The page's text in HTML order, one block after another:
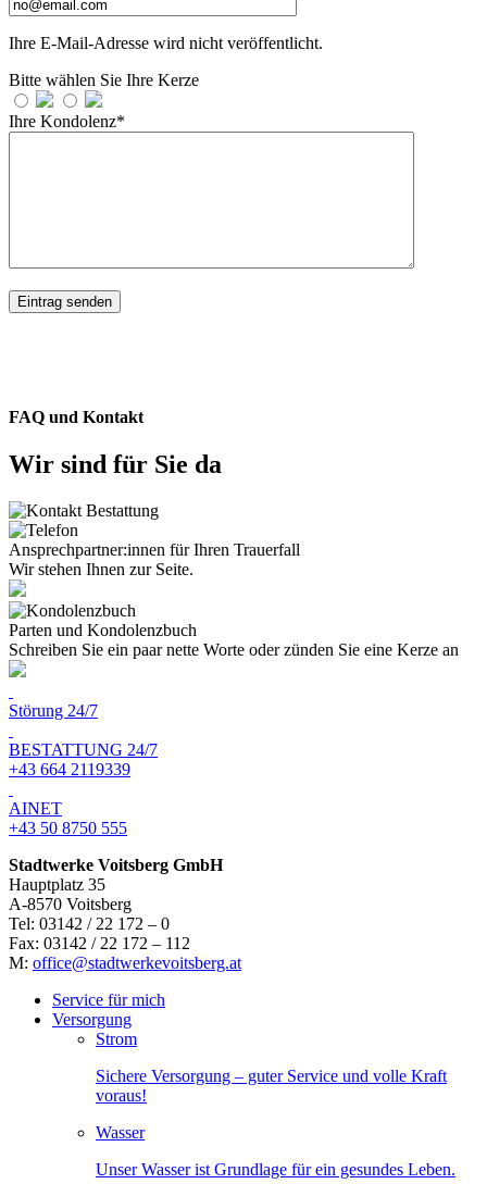
Ihre E-Mail-Adresse wird nicht veröffentlicht.
Bitte wählen Sie Ihre Kerze
Ihre Kondolenz*
FAQ und Kontakt
Wir sind für Sie da
Ansprechpartner:innen für Ihren Trauerfall
Wir stehen Ihnen zur Seite.
Parten und Kondolenzbuch
Schreiben Sie ein paar nette Worte oder zünden Sie eine Kerze an
Störung 24/7
BESTATTUNG 24/7
+43 664 2119339
AINET
+43 50 8750 555
Stadtwerke Voitsberg GmbH
Hauptplatz 35
A-8570 Voitsberg
Tel: 03142 / 22 172 – 0
Fax: 03142 / 22 172 – 112
M: office@stadtwerkevoitsberg.at
Service für mich
Versorgung
Strom
Sichere Versorgung – guter Service und volle Kraft
voraus!
Wasser
Unser Wasser ist Grundlage für ein gesundes Leben.